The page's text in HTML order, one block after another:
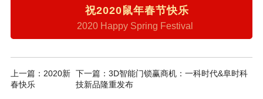
祝2020鼠年春节快乐
2020 Happy Spring Festival
上一篇：2020新
春快乐
下一篇：3D智能门锁赢商机：一科时代&阜时科
技新品隆重发布